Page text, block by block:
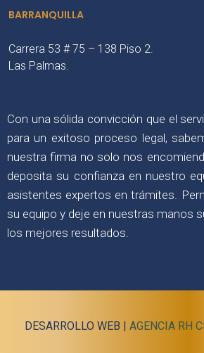
BARRANQUILLA
Carrera 53 # 75 – 138 Piso 2.
Las Palmas.
Con una sólida convicción que el
para un exitoso proceso legal,
nuestra firma no solo nos
deposita su confianza en nuestro
asistentes expertos en trámites.
su equipo y deje en nuestras manos
los mejores resultados.
DESARROLLO WEB | AGENCIA RH